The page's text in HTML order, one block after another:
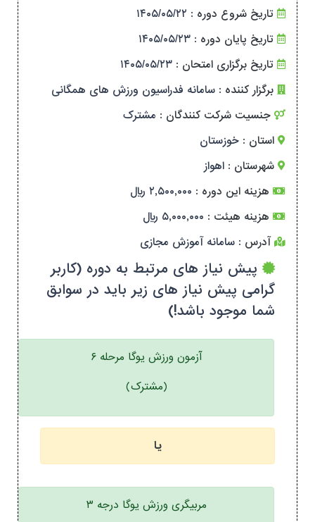
تاریخ شروع دوره : ۱۴۰۵/۰۵/۲۲
تاریخ پایان دوره : ۱۴۰۵/۰۵/۲۳
تاریخ برگزاری امتحان : ۱۴۰۵/۰۵/۲۳
برگزار کننده : سامانه فدراسیون ورزش های همگانی
جنسیت شرکت کنندگان : مشترک
استان : خوزستان
شهرستان : اهواز
هزینه این دوره : ۲,۵۰۰,۰۰۰ ریال
هزینه هیئت : ۵,۰۰۰,۰۰۰ ریال
آدرس : سامانه آموزش مجازی
پیش نیاز های مرتبط به دوره (کاربر
گرامی پیش نیاز های زیر باید در سوابق
شما موجود باشد!)
آزمون ورزش یوگا مرحله ۶
(مشترک)
یا
مربیگری ورزش یوگا درجه ۳